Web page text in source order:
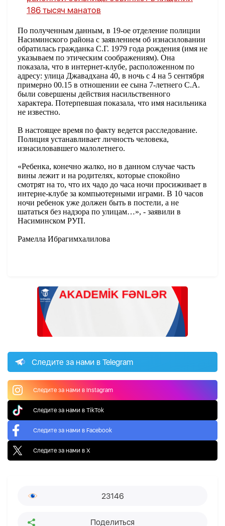
186 тысяч манатов
По полученным данным, в 19-ое отделение полиции
Насиминского района с заявлением об изнасиловании
обратилась гражданка С.Г. 1979 года рождения (имя не
указываем по этическим соображениям). Она
показала, что в интернет-клубе, расположенном по
адресу: улица Джавадхана 40, в ночь с 4 на 5 сентября
примерно 00.15 в отношении ее сына 7-летнего С.А.
были совершены действия насильственного
характера. Потерпевшая показала, что имя насильника
не известно.
В настоящее время по факту ведется расследование.
Полиция устанавливает личность человека,
изнасиловавшего малолетнего.
«Ребенка, конечно жалко, но в данном случае часть
вины лежит и на родителях, которые спокойно
смотрят на то, что их чадо до часа ночи просиживает в
интерне-клубе за компьютерными играми. В 10 часов
ночи ребенок уже должен быть в постели, а не
шататься без надзора по улицам…», - заявили в
Насиминском РУП.
Рамелла Ибрагимхалилова
Следите за нами в Telegram
Следите за нами в Instagram
Следите за нами в TikTok
Следите за нами в Facebook
Следите за нами в X
23146
Поделиться